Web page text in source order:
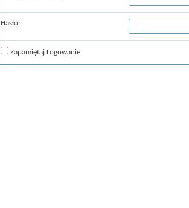
Hasło:
Zapamiętaj Logowanie